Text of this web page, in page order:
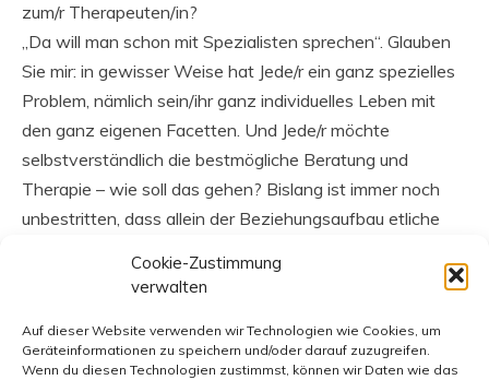
Cookie-Zustimmung
verwalten
Auf dieser Website verwenden wir Technologien wie Cookies, um
Geräteinformationen zu speichern und/oder darauf zuzugreifen.
Wenn du diesen Technologien zustimmst, können wir Daten wie das
zum/r Therapeuten/in?
„Da will man schon mit Spezialisten sprechen“. Glauben
Sie mir: in gewisser Weise hat Jede/r ein ganz spezielles
Problem, nämlich sein/ihr ganz individuelles Leben mit
den ganz eigenen Facetten. Und Jede/r möchte
selbstverständlich die bestmögliche Beratung und
Therapie – wie soll das gehen? Bislang ist immer noch
unbestritten, dass allein der Beziehungsaufbau etliche
Wachstum braucht Zeit. Daran hat sich nichts geändert –
at once and fast!
Vor ein paar Tagen hatte ich ein interessantes Gespräch,